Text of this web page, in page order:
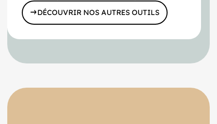
DÉCOUVRIR NOS AUTRES OUTILS